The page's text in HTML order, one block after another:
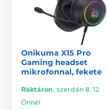
Onikuma X15 Pro
Gaming headset
mikrofonnal, fekete
Raktáron, szerdán 8. 12.
Önnél